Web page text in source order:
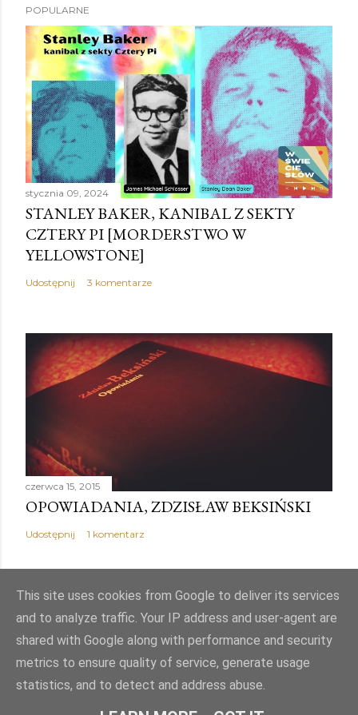
r
z
e
ś
l
i
j
k
o
m
e
n
t
a
z
POPULARNE
stycznia 09, 2024
STANLEY BAKER, KANIBAL Z SEKTY
CZTERY PI [MORDERSTWO W
YELLOWSTONE]
Udostępnij 3 komentarze
czerwca 15, 2015
OPOWIADANIA, ZDZISŁAW BEKSIŃSKI
Udostępnij 1 komentarz
Obsługiwane przez usługę Blogger
Autor obrazów motywu:Mae Burke
© PJK
This site uses cookies from Google to deliver its services
and to analyze traffic. Your IP address and user-agent are
shared with Google along with performance and security
metrics to ensure quality of service, generate usage
statistics, and to detect and address abuse.